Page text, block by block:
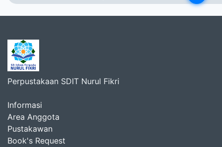
Perpustakaan SDIT Nurul Fikri
Informasi
Area Anggota
Pustakawan
Book's Request